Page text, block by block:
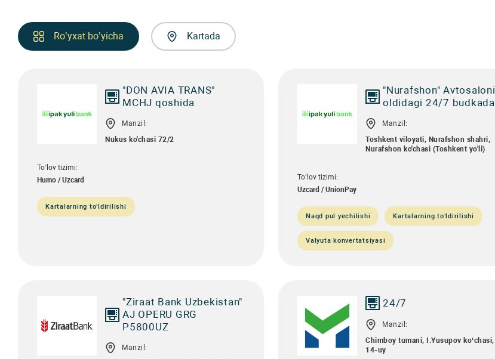
Ro’yxat bo’yicha Kartada
"DON AVIA TRANS"
MCHJ qoshida
Manzil:
Nukus ko'chasi 72/2
To‘lov tizimi:
Humo / Uzcard
Kartalarning to‘ldirilishi
"Nurafshon" Avtosaloni
oldidagi 24/7 budkada
Manzil:
Toshkent viloyati, Nurafshon shahri,
Nurafshon ko'chasi (Тоshkent yo'li)
To‘lov tizimi:
Uzcard / UnionPay
Naqd pul yechilishi Kartalarning to‘ldirilishi
Valyuta konvertatsiyasi
"Ziraat Bank Uzbekistan"
AJ OPERU GRG
P5800UZ
Manzil:
24/7
Manzil:
Chimboy tumani, I.Yusupov ko‘chasi,
14-uy